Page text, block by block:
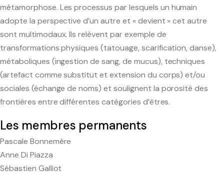
métamorphose. Les processus par lesquels un humain
adopte la perspective d’un autre et « devient » cet autre
sont multimodaux. Ils relèvent par exemple de
transformations physiques (tatouage, scarification, danse),
métaboliques (ingestion de sang, de mucus), techniques
(artefact comme substitut et extension du corps) et/ou
sociales (échange de noms) et soulignent la porosité des
frontières entre différentes catégories d’êtres.
Les membres permanents
Pascale Bonnemère
Anne Di Piazza
Sébastien Galliot